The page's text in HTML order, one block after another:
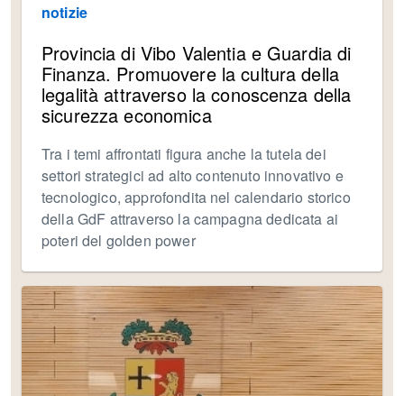
notizie
Provincia di Vibo Valentia e Guardia di
Finanza. Promuovere la cultura della
legalità attraverso la conoscenza della
sicurezza economica
Tra i temi affrontati figura anche la tutela dei
settori strategici ad alto contenuto innovativo e
tecnologico, approfondita nel calendario storico
della GdF attraverso la campagna dedicata ai
poteri del golden power